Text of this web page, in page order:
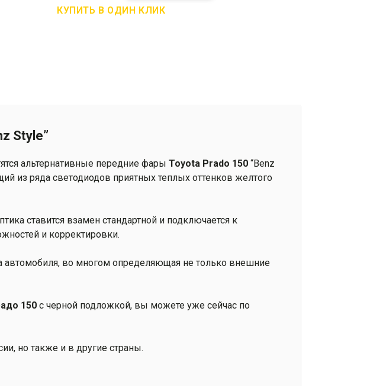
0205
КУПИТЬ В ОДИН КЛИК
Style”
альтернативные передние фары Toyota Prado 150 “Benz
из ряда светодиодов приятных теплых оттенков желтого
ставится взамен стандартной и подключается к
и корректировки.
автомобиля, во многом определяющая не только внешние
150 с черной подложкой, вы можете уже сейчас по
но также и в другие страны.